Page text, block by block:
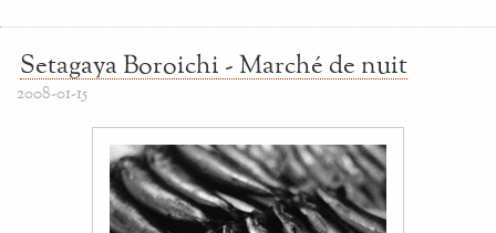
Setagaya Boroichi - Marché de nuit
2008-01-15